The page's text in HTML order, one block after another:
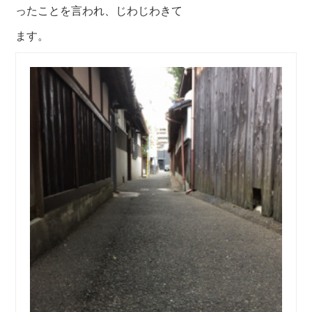
ったことを言われ、じわじわきて
ます。